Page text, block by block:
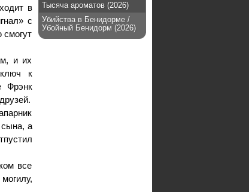
Тысяча ароматов (2026)
Убийства в Бенидорме /
Убойный Бенидорм (2026)
в
с
и их
к
Фрэнк
а
все